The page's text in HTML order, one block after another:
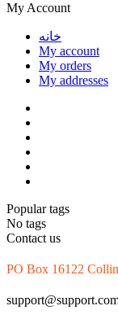
My Account
خانه
My account
My orders
My addresses
Popular tags
No tags
Contact us
PO Box 16122